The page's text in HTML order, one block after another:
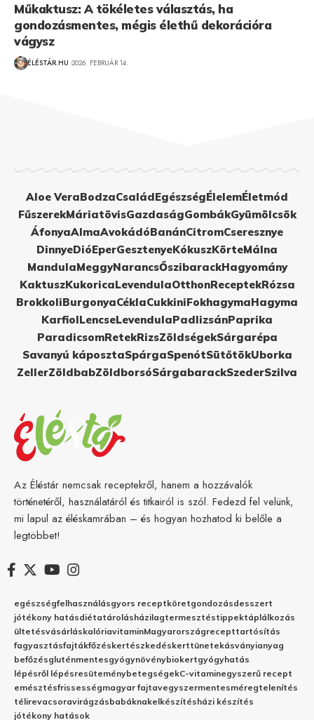
Műkaktusz: A tökéletes választás, ha
gondozásmentes, mégis élethű dekorációra
vágysz
ÉLÉSTÁR.HU 2026. FEBRUÁR 14.
Aloe VeraBodzaCsaládEgészségÉlelemÉletmód
FűszerekMáriatövisGazdaságGombákGyümölcsök
ÁfonyaAlmaAvokádóBanánCitromCseresznye
DinnyeDióEperGesztenyeKókuszKörteMálna
MandulaMeggyNarancsŐszibarackHagyomány
KaktuszKukoricaLevendulaOtthonReceptekRózsa
BrokkoliBurgonyaCéklaCukkiniFokhagymaHagyma
KarfiolLencseLevendulaPadlizsánPaprika
ParadicsomRetekRizsZöldségekSárgarépa
Savanyú káposztaSpárgaSpenótSütőtökUborka
ZellerZöldbabZöldborsóSárgabarackSzederSzilva
Az Éléstár nemcsak receptekről, hanem a hozzávalók
történetéről, használatáról és titkairól is szól. Fedezd fel velünk,
mi lapul az éléskamrában – és hogyan hozhatod ki belőle a
legtöbbet!
egészségfelhasználásgyors receptköretgondozásdesszert
jótékony hatásdiétatárolásházilagtermesztéstippektáplálkozás
ültetésvásárláskalóriavitaminMagyarországrecepttartósítás
fagyasztásfajtákfőzéskertészkedéskerttünetekásványianyag
befőzésgluténmentesgyógynövénybiokertgyógyhatás
lépésről lépésresüteménybetegségekC-vitaminegyszerű recept
emésztésfrissességmagyar fajtavegyszermentesméregtelenítés
télirevacsoravirágzásbabáknakelkészítésházi készítés
jótékony hatások